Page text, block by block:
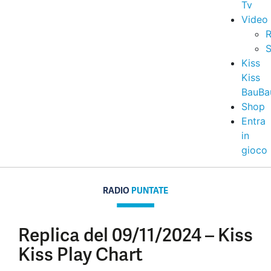
Tv
Video
Kiss
Kiss
Shop
Entra
in
gioco
RADIO PUNTATE
Replica del 09/11/2024 – Kiss
Kiss Play Chart